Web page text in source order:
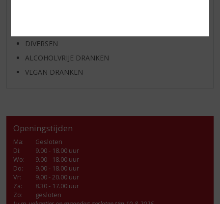
DIVERSEN
ALCOHOLVRIJE DRANKEN
VEGAN DRANKEN
Openingstijden
Ma:
Gesloten
Di:
9.00 - 18.00 uur
Wo:
9.00 - 18.00 uur
Do:
9.00 - 18.00 uur
Vr:
9.00 - 20.00 uur
Za:
8.30 - 17.00 uur
Zo:
gesloten